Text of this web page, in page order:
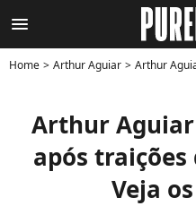
menu
Home Arthur Aguiar Arthur Aguiar
Arthur
após traições
Veja